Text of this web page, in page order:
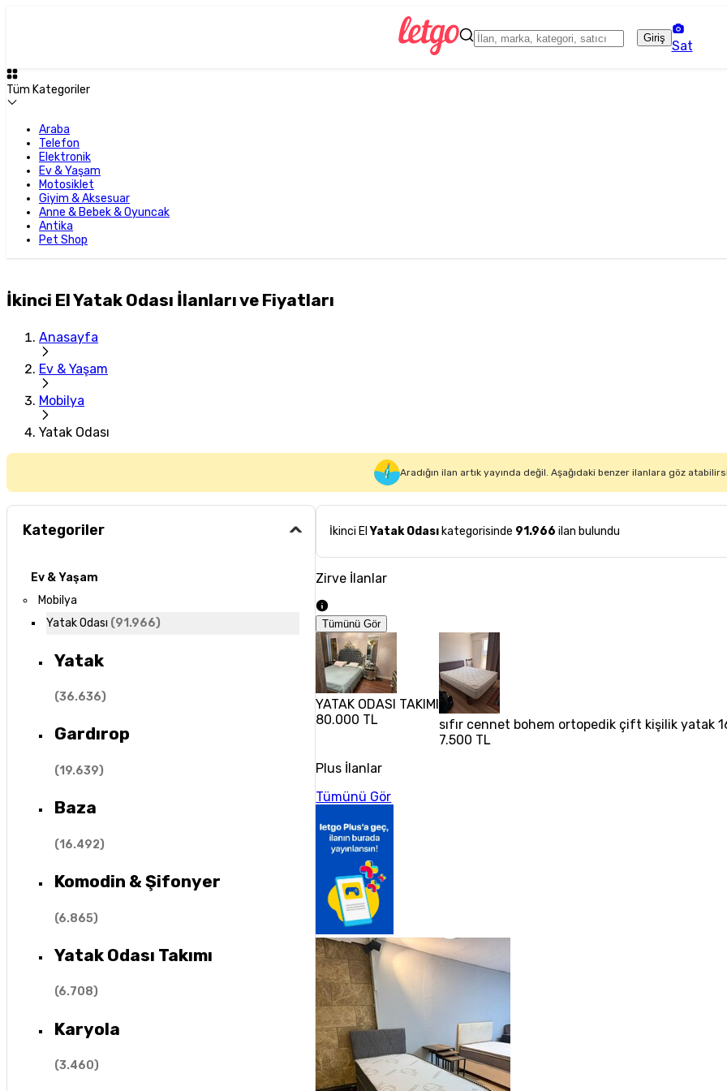
Giriş
Sat
Tüm Kategoriler
Araba
Telefon
Elektronik
Ev & Yaşam
Motosiklet
Giyim & Aksesuar
Anne & Bebek & Oyuncak
Antika
Pet Shop
İkinci El Yatak Odası İlanları ve Fiyatları
Anasayfa
Ev & Yaşam
Mobilya
Yatak Odası
Aradığın ilan artık yayında değil. Aşağıdaki benzer ilanlara göz
Kategoriler
Ev & Yaşam
Mobilya
Yatak Odası (91.966)
Yatak
(36.636)
Gardırop
(19.639)
Baza
(16.492)
Komodin & Şifonyer
(6.865)
Yatak Odası Takımı
(6.708)
Karyola
(3.460)
İkinci ElYatak Odası kategorisinde 91.966 ilan bulundu
Zirve İlanlar
Tümünü Gör
YATAK ODASI TAKIMI
80.000 TL
sıfır cennet bohem ortopedik çift kişilik yatak
7.500 TL
Plus İlanlar
Tümünü Gör